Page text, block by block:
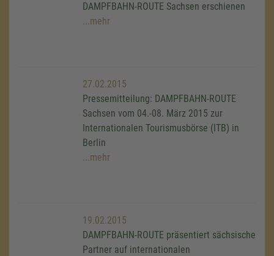
DAMPFBAHN-ROUTE Sachsen erschienen
...mehr
27.02.2015
Pressemitteilung: DAMPFBAHN-ROUTE
Sachsen vom 04.-08. März 2015 zur
Internationalen Tourismusbörse (ITB) in
Berlin
...mehr
19.02.2015
DAMPFBAHN-ROUTE präsentiert sächsische
Partner auf internationalen